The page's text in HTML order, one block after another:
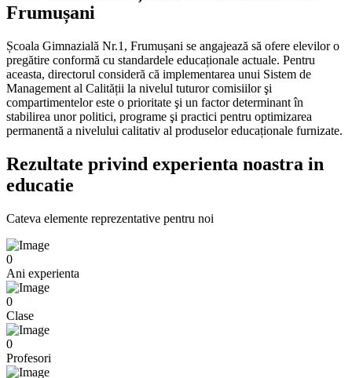
Frumușani
Școala Gimnazială Nr.1, Frumușani se angajează să ofere elevilor o
pregătire conformă cu standardele educaționale actuale. Pentru
aceasta, directorul consideră că implementarea unui Sistem de
Management al Calității la nivelul tuturor comisiilor şi
compartimentelor este o prioritate şi un factor determinant în
stabilirea unor politici, programe şi practici pentru optimizarea
permanentă a nivelului calitativ al produselor educaționale furnizate.
Rezultate privind experienta noastra in
educatie
Cateva elemente reprezentative pentru noi
0
Ani experienta
0
Clase
0
Profesori